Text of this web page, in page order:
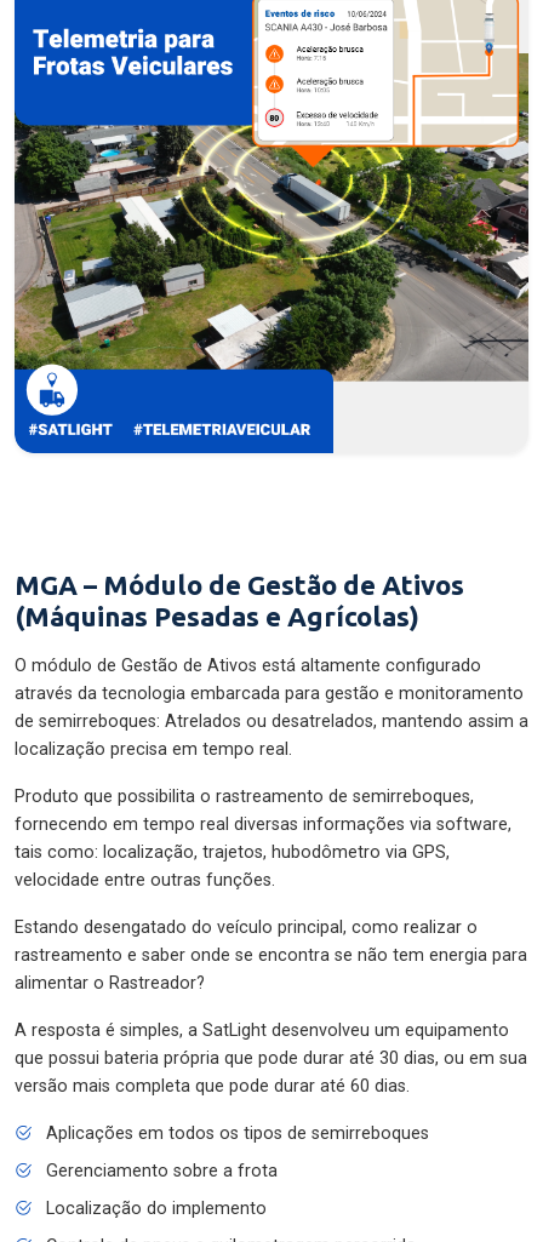
MGA – Módulo de Gestão de Ativos
(Máquinas Pesadas e Agrícolas)
O módulo de Gestão de Ativos está altamente configurado
através da tecnologia embarcada para gestão e monitoramento
de semirreboques: Atrelados ou desatrelados, mantendo assim a
localização precisa em tempo real.
Produto que possibilita o rastreamento de semirreboques,
fornecendo em tempo real diversas informações via software,
tais como: localização, trajetos, hubodômetro via GPS,
velocidade entre outras funções.
Estando desengatado do veículo principal, como realizar o
rastreamento e saber onde se encontra se não tem energia para
alimentar o Rastreador?
A resposta é simples, a SatLight desenvolveu um equipamento
que possui bateria própria que pode durar até 30 dias, ou em sua
versão mais completa que pode durar até 60 dias.
Aplicações em todos os tipos de semirreboques
Gerenciamento sobre a frota
Localização do implemento